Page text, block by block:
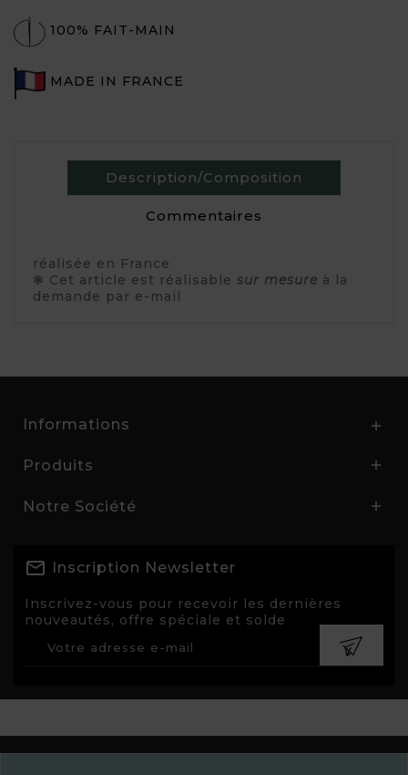
100% FAIT-MAIN
MADE IN FRANCE
Description/Composition
Commentaires
réalisée en France
❃ Cet article est réalisable sur mesure à la
demande par e-mail
Informations 
Produits 
Notre Société 
Inscription Newsletter
Inscrivez-vous pour recevoir les dernières
nouveautés, offre spéciale et solde